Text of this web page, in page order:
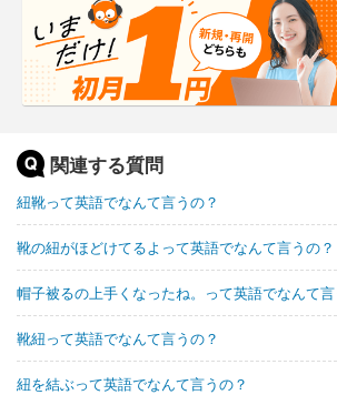
関連する質問
紐靴って英語でなんて言うの？
靴の紐がほどけてるよって英語でなんて言うの？
帽子被るの上手くなったね。って英語でなんて言
靴紐って英語でなんて言うの？
紐を結ぶって英語でなんて言うの？